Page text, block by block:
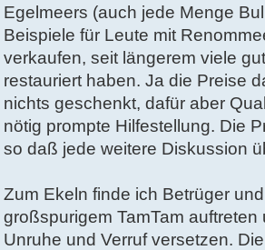
Egelmeers (auch jede Menge
Beispiele für Leute mit
verkaufen, seit längerem viele
restauriert haben. Ja die Preise
nichts geschenkt, dafür aber
nötig prompte Hilfestellung. Die
so daß jede weitere Diskussion
Zum Ekeln finde ich Betrüger
großspurigem TamTam
Unruhe und Verruf versetzen.